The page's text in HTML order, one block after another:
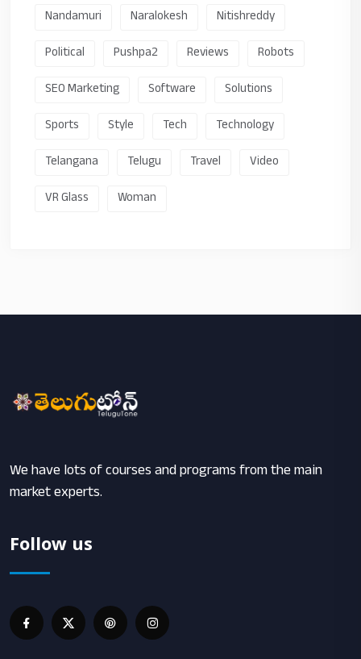
Nandamuri
Naralokesh
Nitishreddy
Political
Pushpa2 Reviews
Robots
SEO Marketing
Software
Solutions
Sports
Style Tech
Technology
Telangana
Telugu Travel
Video
VR Glass
Woman
We have lots of courses and programs from the main
market experts.
Follow us